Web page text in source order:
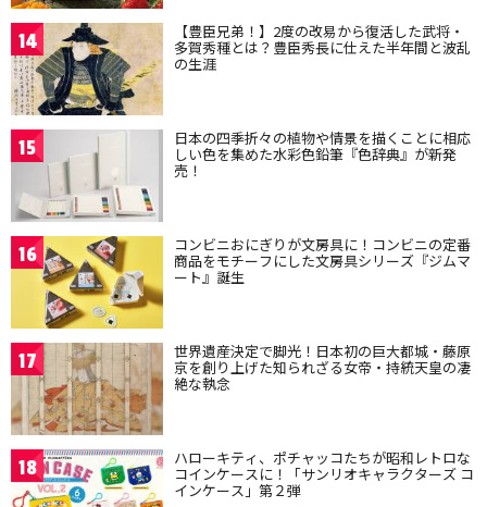
14 【豊臣兄弟！】2度の改易から復活した武将・
多賀秀種とは？豊臣秀長に仕えた半年間と波乱
の生涯
15 日本の四季折々の植物や情景を描くことに相応
しい色を集めた水彩色鉛筆『色辞典』が新発
売！
16 コンビニおにぎりが文房具に！コンビニの定番
商品をモチーフにした文房具シリーズ『ジムマ
ート』誕生
17 世界遺産決定で脚光！日本初の巨大都城・藤原
京を創り上げた知られざる女帝・持統天皇の凄
絶な執念
18 ハローキティ、ポチャッコたちが昭和レトロな
コインケースに！「サンリオキャラクターズ コ
インケース」第２弾